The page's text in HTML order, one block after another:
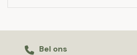
Bel ons